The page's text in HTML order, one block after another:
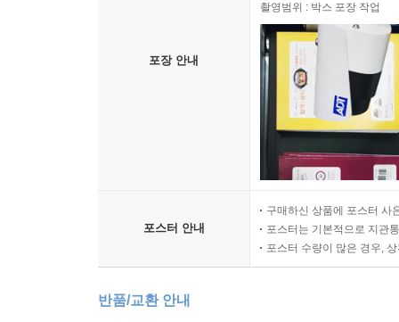
포장 안내
촬영범위 : 박스 포장 작업
포스터 안내
구매하신 상품에 포스터 사
포스터는 기본적으로 지관
포스터 수량이 많은 경우,
반품/교환 안내